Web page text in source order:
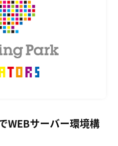
WEBサーバー環境構